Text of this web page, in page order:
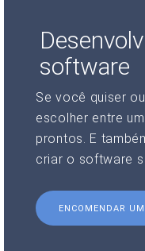
software
Se você quiser
escolher entre
prontos. E
criar o software
ENCOMENDAR